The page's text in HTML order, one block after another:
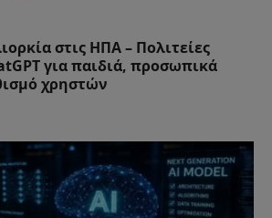
στις ΗΠΑ – Πολιτείες
για παιδιά, προσωπικά
χρηστών